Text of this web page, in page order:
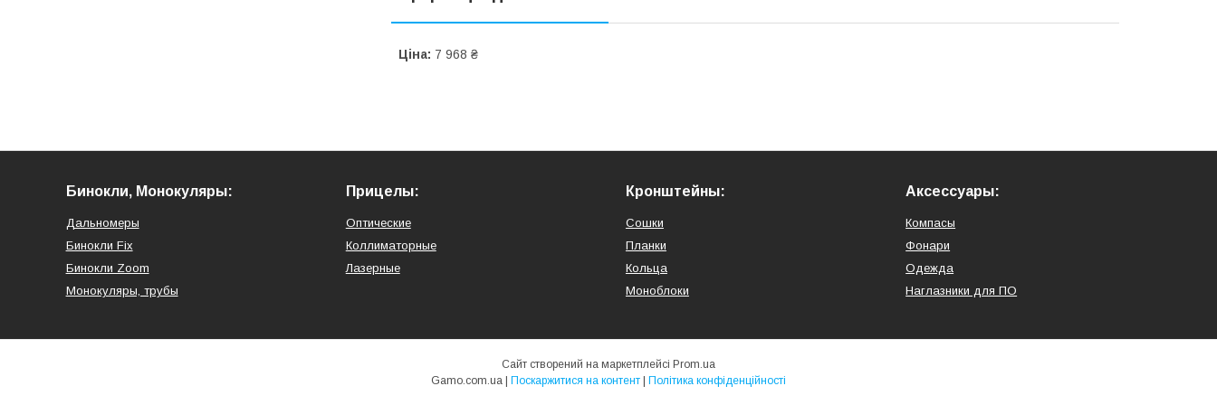
Ціна: 7 968 ₴
Бинокли, Монокуляры:
Дальномеры
Бинокли Fix
Бинокли Zoom
Монокуляры, трубы
Прицелы:
Оптические
Коллиматорные
Лазерные
Кронштейны:
Сошки
Планки
Кольца
Моноблоки
Аксессуары:
Компасы
Фонари
Одежда
Наглазники для ПО
Сайт створений на маркетплейсі Prom.ua
Gamo.com.ua | Поскаржитися на контент | Політика конфіденційності